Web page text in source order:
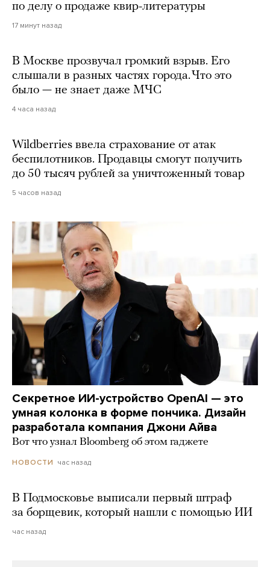
по делу о продаже квир-литературы
17 минут назад
В Москве прозвучал громкий взрыв. Его
слышали в разных частях города. Что это
было — не знает даже МЧС
4 часа назад
Wildberries ввела страхование от атак
беспилотников. Продавцы смогут получить
до 50 тысяч рублей за уничтоженный товар
5 часов назад
Секретное ИИ-устройство OpenAI — это
умная колонка в форме пончика. Дизайн
разработала компания Джони Айва
Вот что узнал Bloomberg об этом гаджете
НОВОСТИ час назад
В Подмосковье выписали первый штраф
за борщевик, который нашли с помощью ИИ
час назад